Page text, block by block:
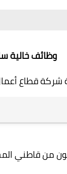
وظائف خالية
شركة قطاع
من قاطني